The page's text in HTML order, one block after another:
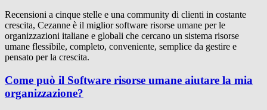
Recensioni a cinque stelle e una community di clienti in costante
crescita, Cezanne è il miglior software risorse umane per le
organizzazioni italiane e globali che cercano un sistema risorse
umane flessibile, completo, conveniente, semplice da gestire e
pensato per la crescita.
Come può il Software risorse umane aiutare la mia
organizzazione?